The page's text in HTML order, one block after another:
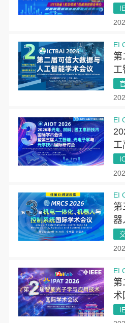
EI
第
工
EI
工
议
光
EI
第
器
EI
第
术